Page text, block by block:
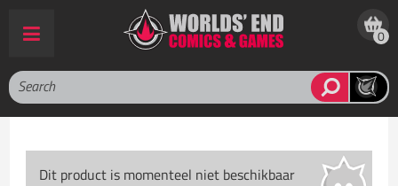
0
Dit product is momenteel niet beschikbaar